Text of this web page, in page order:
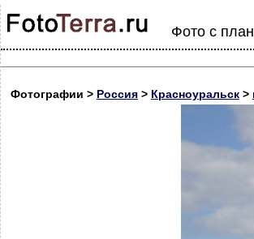
Фото с
Фотографии > Россия > Красноуральск >